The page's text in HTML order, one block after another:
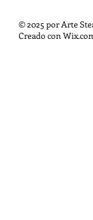
© 2025 por Arte
Creado con